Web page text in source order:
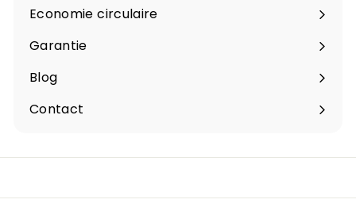
Economie circulaire
Garantie
Blog
Contact